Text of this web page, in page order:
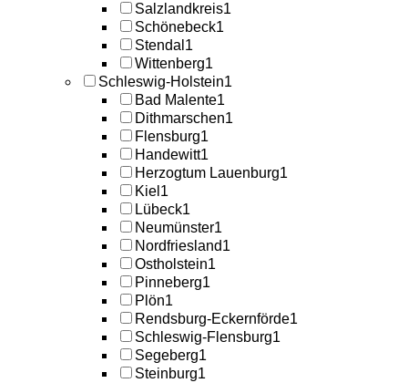
Salzlandkreis1
Schönebeck1
Stendal 1
Wittenberg1
Schleswig-Holstein1
Bad Malente1
Dithmarschen1
Flensburg1
Handewitt1
Herzogtum Lauenburg1
Kiel 1
Lübeck1
Neumünster1
Nordfriesland1
Ostholstein1
Pinneberg1
Plön1
Rendsburg-Eckernförde1
Schleswig-Flensburg1
Segeberg1
Steinburg1